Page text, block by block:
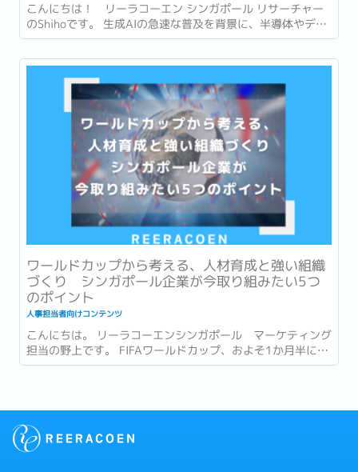
こんにちは！ リーラコーエン シンガポール リサーチャー
のShihoです。 生成AIの急速な普及を背景に、半導体やデー
タセンターへの投資も世界各地で急速に拡大しています。...
ワールドカップから考える、人材育成と強い組織
づくり シンガポール企業が今取り組みたい5つ
のポイント
人事担当者向けコンテンツ
こんにちは。 リーラコーエンシンガポール マーケティング
担当の野上です。 FIFAワールドカップ、およそ1か月半にわ
たる大会がついに終幕しましたね。...